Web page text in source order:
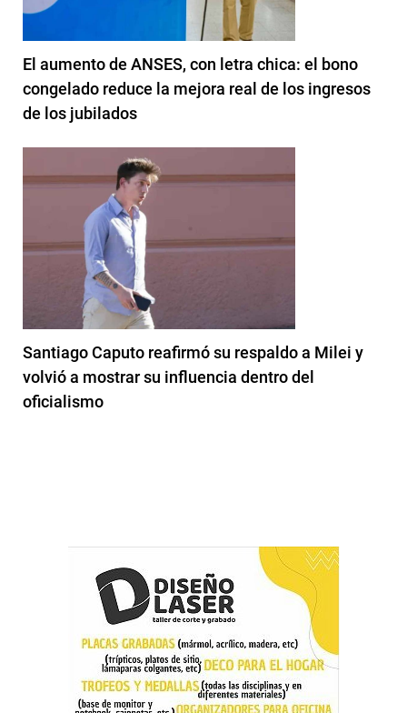
El aumento de ANSES, con letra chica: el bono
congelado reduce la mejora real de los ingresos
de los jubilados
Santiago Caputo reafirmó su respaldo a Milei y
volvió a mostrar su influencia dentro del
oficialismo